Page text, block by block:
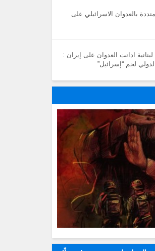
بالعدوان الاسرائيلي على
ادانت العدوان على إيران :
لجم “إسرائيل”